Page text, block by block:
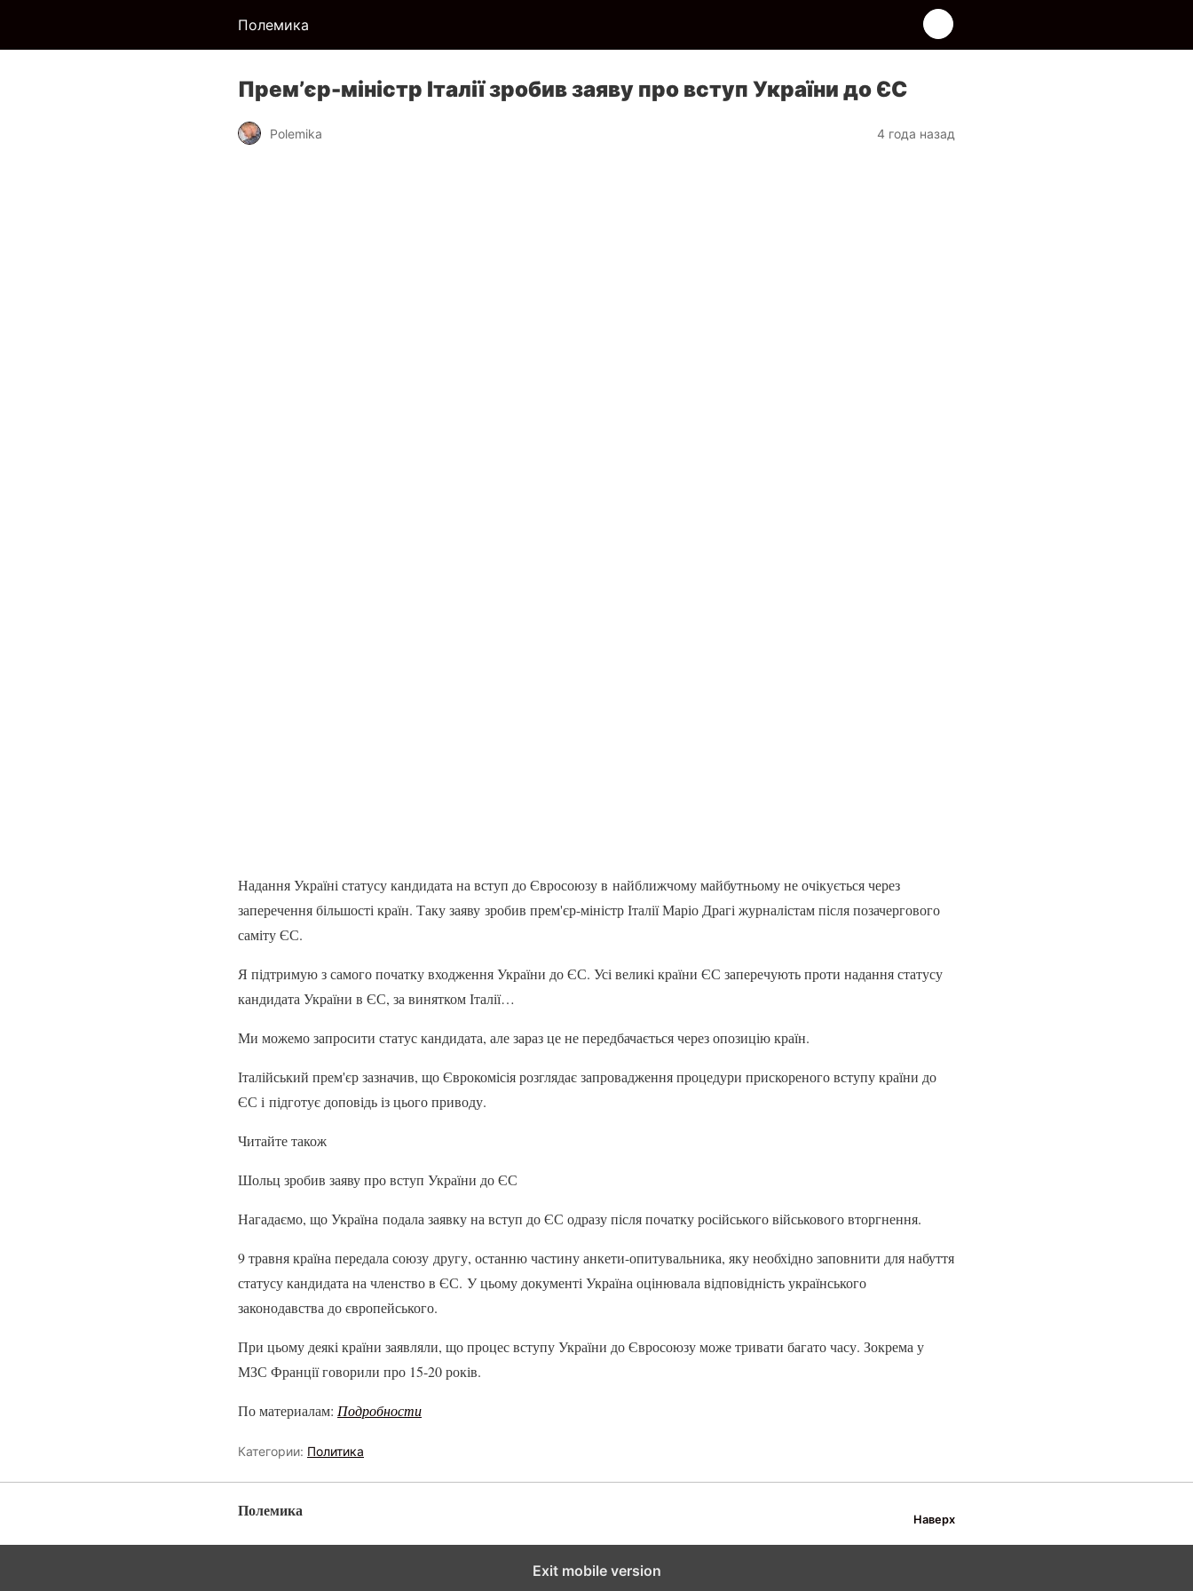
Полемика
Прем’єр-міністр Італії зробив заяву про вступ України до ЄС
Polemika 4 года назад
Надання Україні статусу кандидата на вступ до Євросоюзу в найближчому майбутньому не очікується через
заперечення більшості країн. Таку заяву зробив прем'єр-міністр Італії Маріо Драгі журналістам після позачергового
саміту ЄС.
Я підтримую з самого початку входження України до ЄС. Усі великі країни ЄС заперечують проти надання статусу
кандидата України в ЄС, за винятком Італії…
Ми можемо запросити статус кандидата, але зараз це не передбачається через опозицію країн.
Італійський прем'єр зазначив, що Єврокомісія розглядає запровадження процедури прискореного вступу країни до
ЄС і підготує доповідь із цього приводу.
Читайте також
Шольц зробив заяву про вступ України до ЄС
Нагадаємо, що Україна подала заявку на вступ до ЄС одразу після початку російського військового вторгнення.
9 травня країна передала союзу другу, останню частину анкети-опитувальника, яку необхідно заповнити для набуття
статусу кандидата на членство в ЄС. У цьому документі Україна оцінювала відповідність українського
законодавства до європейського.
При цьому деякі країни заявляли, що процес вступу України до Євросоюзу може тривати багато часу. Зокрема у
МЗС Франції говорили про 15-20 років.
По материалам: Подробности
Категории: Политика
Полемика Наверх
Exit mobile version